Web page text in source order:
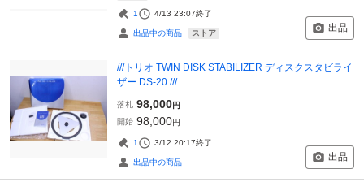
1 4/13 23:07終了
出品中の商品 ストア 出品
///トリオ TWIN DISK STABILIZER ディスクスタビライ
ザー DS-20 ///
落札 98,000円
開始 98,000円
1 3/12 20:17終了
出品中の商品 出品